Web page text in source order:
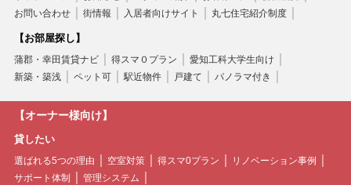
お問い合わせ
街情報 入居者向けサイト 丸七住宅紹介制度
【お部屋探し】
蒲郡・幸田賃貸ナビ 得スマ０プラン
愛知工科大学生向け
新築・築浅
ペット可 駅近物件 戸建て パノラマ付き
【オーナー様向け】
貸したい
選ばれる5つの理由 空室対策 得スマ0プラン
リノベーション事例
サポート体制
管理システム